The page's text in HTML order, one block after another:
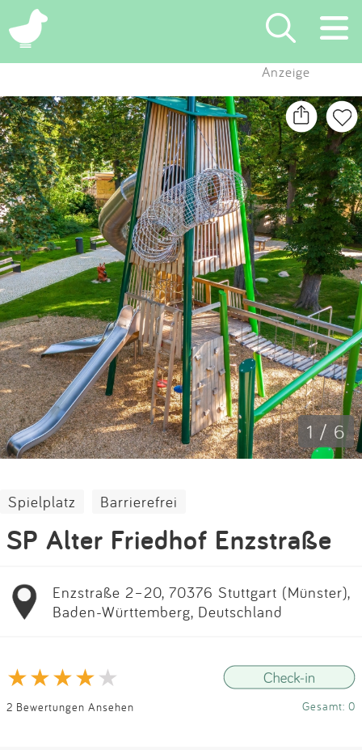
×
Suchen
Eintragen
App
Blog
Partner
Kontakt
Impressum
Anmelden
Anzeige
1 / 6
Spielplatz Barrierefrei
SP Alter Friedhof Enzstraße
Enzstraße 2–20, 70376 Stuttgart (Münster),
Baden-Württemberg, Deutschland
2 Bewertungen Ansehen Gesamt: 0